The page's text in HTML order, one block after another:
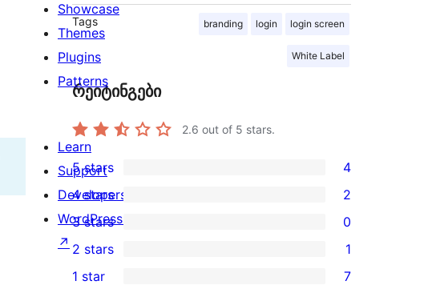
Tags branding login login screen
White Label
რეიტინგები
2.6 out of 5 stars.
4
5-
star
reviews
5 stars 4
2
4-
star
reviews
4 stars 2
0
3-
star
3 stars 0
2-
2 stars 1
1 star 7
Showcase
Themes
Plugins
Patterns
Learn
Support
Developers
WordPress.tv
↗